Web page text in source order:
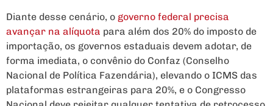
Diante desse cenário, o governo federal precisa
avançar na alíquota para além dos 20% do imposto de
importação, os governos estaduais devem adotar, de
forma imediata, o convênio do Confaz (Conselho
Nacional de Política Fazendária), elevando o ICMS das
plataformas estrangeiras para 20%, e o Congresso